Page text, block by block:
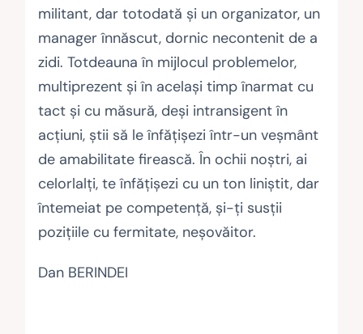
militant, dar totodată şi un organizator, un
manager înnăscut, dornic necontenit de a
zidi. Totdeauna în mijlocul problemelor,
multiprezent şi în acelaşi timp înarmat cu
tact şi cu măsură, deşi intransigent în
acţiuni, ştii să le înfăţişezi într-un veşmânt
de amabilitate firească. În ochii noştri, ai
celorlalţi, te înfăţişezi cu un ton liniştit, dar
întemeiat pe competenţă, şi-ţi susţii
poziţiile cu fermitate, neşovăitor.
Dan BERINDEI